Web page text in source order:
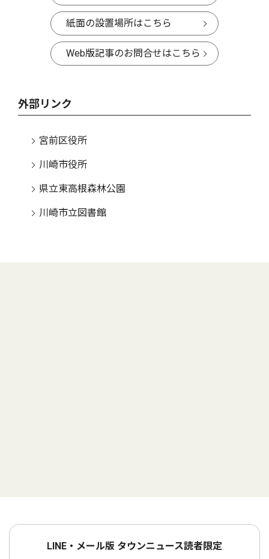
紙面の設置場所はこちら
Web版記事のお問合せはこちら
外部リンク
宮前区役所
川崎市役所
県立東高根森林公園
川崎市立図書館
LINE・メール版 タウンニュース読者限定